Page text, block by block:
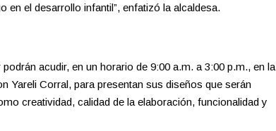
en el desarrollo infantil”, enfatizó la alcaldesa.
acudir, en un horario de 9:00 a.m. a 3:00 p.m., en la
Yareli Corral, para presentan sus diseños que serán
creatividad, calidad de la elaboración, funcionalidad y